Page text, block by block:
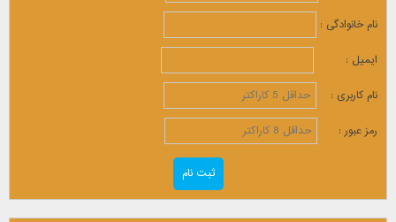
نام خانوادگی :
ایمیل :
نام کاربری :
رمز عبور :